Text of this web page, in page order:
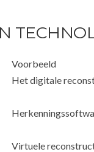
Voorbeeld
Het digitale
Virtuele